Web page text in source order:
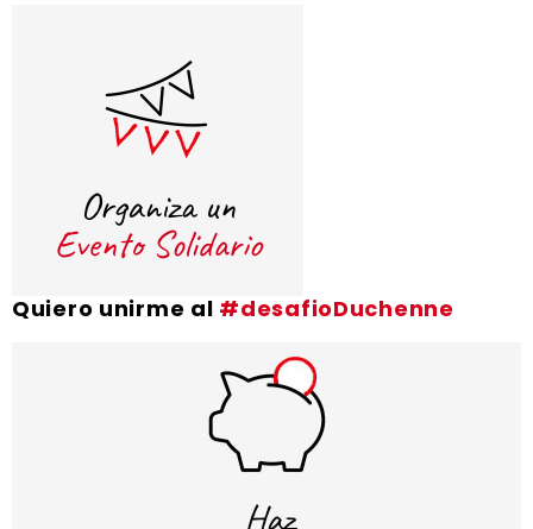
Quiero unirme al #desafioDuchenne